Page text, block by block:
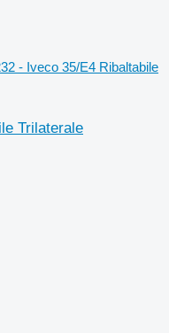
- Iveco 35/E4 Ribaltabile
Trilaterale